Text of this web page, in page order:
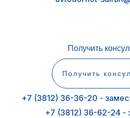
Получить
Получить
+7 (3812) 36-36-20 -
+7 (3812) 36-62-24 -